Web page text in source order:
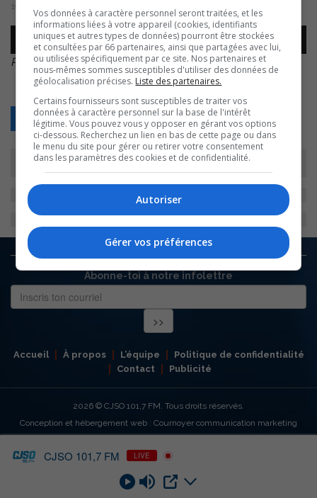
19 août 2016 | Par Journaliste CJSO
Lecteur
audio
00:00
Philippe Manning.
Retour
Abonne-toi à notre infolettre
Accueil À propos L’équipe
Politique de confidentialité
Contact
Publicité
2026 © CJSO 101,7 FM. Tous droits réservés.
Conception et hébergement web : Cournoyer communication marketing
CJSO 101,7 FM LIVE
Vos données à caractère personnel seront traitées, et les
informations liées à votre appareil (cookies, identifiants
uniques et autres types de données) pourront être stockées
et consultées par 66 partenaires, ainsi que partagées avec lui,
ou utilisées spécifiquement par ce site. Nos partenaires et
nous-mêmes sommes susceptibles d'utiliser des données de
géolocalisation précises. Liste des partenaires.
Certains fournisseurs sont susceptibles de traiter vos
données à caractère personnel sur la base de l'intérêt
légitime. Vous pouvez vous y opposer en gérant vos options
ci-dessous. Recherchez un lien en bas de cette page ou dans
le menu du site pour gérer ou retirer votre consentement
dans les paramètres des cookies et de confidentialité.
Autoriser
Gérer vos préférences